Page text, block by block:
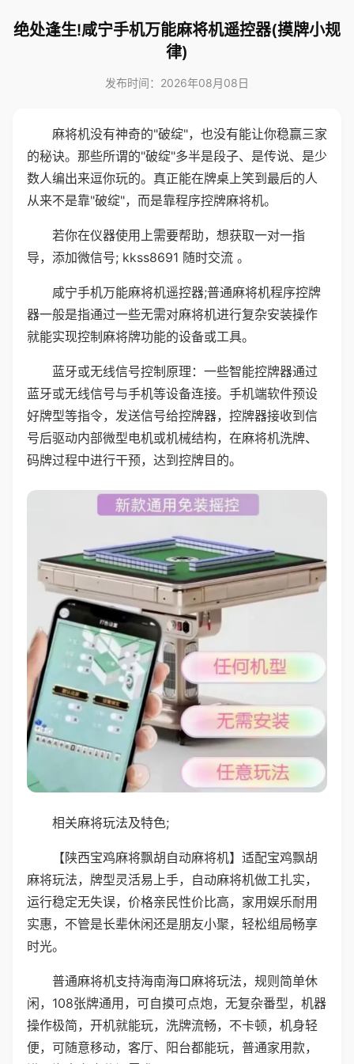
绝处逢生!咸宁手机万能麻将机遥控器(摸牌小规
律)
发布时间：2026年08月08日
麻将机没有神奇的"破绽"，也没有能让你稳赢三家
的秘诀。那些所谓的"破绽"多半是段子、是传说、是少
数人编出来逗你玩的。真正能在牌桌上笑到最后的人
从来不是靠"破绽"，而是靠程序控牌麻将机。
若你在仪器使用上需要帮助，想获取一对一指
导，添加微信号; kkss8691 随时交流 。
咸宁手机万能麻将机遥控器;普通麻将机程序控牌
器一般是指通过一些无需对麻将机进行复杂安装操作
就能实现控制麻将牌功能的设备或工具。
蓝牙或无线信号控制原理：一些智能控牌器通过
蓝牙或无线信号与手机等设备连接。手机端软件预设
好牌型等指令，发送信号给控牌器，控牌器接收到信
号后驱动内部微型电机或机械结构，在麻将机洗牌、
码牌过程中进行干预，达到控牌目的。
相关麻将玩法及特色;
【陕西宝鸡麻将飘胡自动麻将机】适配宝鸡飘胡
麻将玩法，牌型灵活易上手，自动麻将机做工扎实，
运行稳定无失误，价格亲民性价比高，家用娱乐耐用
实惠，不管是长辈休闲还是朋友小聚，轻松组局畅享
时光。
普通麻将机支持海南海口麻将玩法，规则简单休
闲，108张牌通用，可自摸可点炮，无复杂番型，机器
操作极简，开机就能玩，洗牌流畅，不卡顿，机身轻
便，可随意移动，客厅、阳台都能玩，普通家用款，